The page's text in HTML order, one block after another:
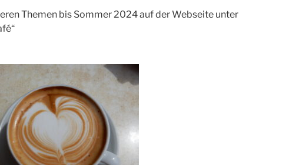
Themen bis Sommer 2024 auf der Webseite unter